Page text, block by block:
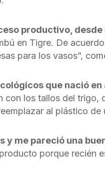
productivo,
en Tigre. De
para los vasos”,
que nació
con los tallos del
al plástico de
y me pareció una
porque recién